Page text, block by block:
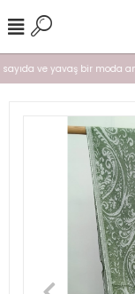
sayıda ve yavaş bir